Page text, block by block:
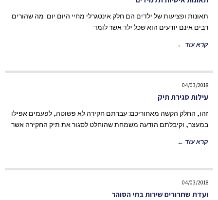
תאונות ופציעות של ילדים הם חלק אינטגרלי מחיי היום יום. מה שהורים
רבים אינם יודעים הוא שכל ילד אשר לומד
קרא עוד ←
04/03/2018
עילות סגירת תיק
זהו, החלק הקשה מאחוריכם: עברתם חקירה לא פשוטה, לפעמים אפילו
במעצר, וקיבלתם הודעה משמחת שהוחלט לסגור את תיק החקירה אשר
קרא עוד ←
04/03/2018
ועדת שחרורים שירות בתי הסוהר